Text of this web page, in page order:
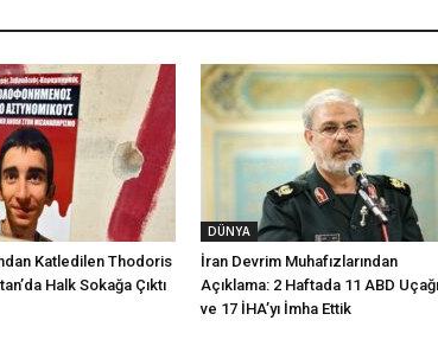
Katledilen Thodoris
Halk Sokağa Çıktı
DÜNYA
İran Devrim Muhafızlarından
Açıklama: 2 Haftada 11 ABD
ve 17 İHA’yı İmha Ettik